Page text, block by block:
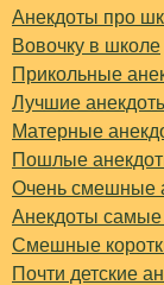
Анекдоты про
Вовочку в школе
Прикольные
Лучшие
Матерные
Пошлые
Очень смешные
Анекдоты
Смешные
Почти детские